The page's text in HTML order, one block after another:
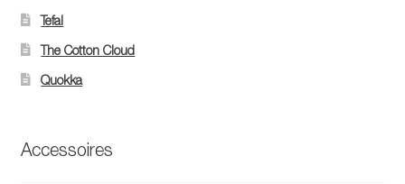
Tefal
The Cotton Cloud
Quokka
Accessoires